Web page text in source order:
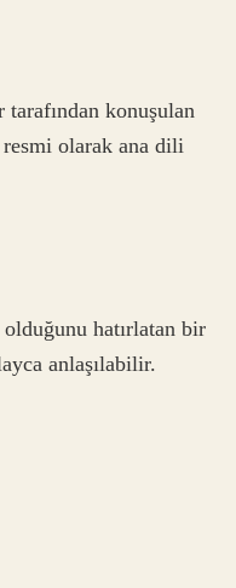
konuşulan
resmi olarak ana dili
hatırlatan bir
anlaşılabilir.